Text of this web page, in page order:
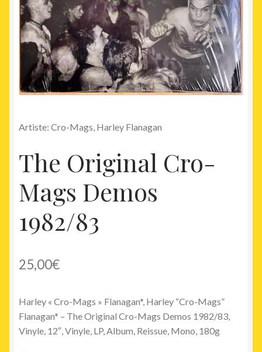
Artiste: Cro-Mags, Harley Flanagan
The Original Cro-
Mags Demos
1982/83
25,00€
Harley « Cro-Mags » Flanagan*, Harley “Cro-Mags”
Flanagan* – The Original Cro-Mags Demos 1982/83,
Vinyle, 12″, Vinyle, LP, Album, Reissue, Mono, 180g